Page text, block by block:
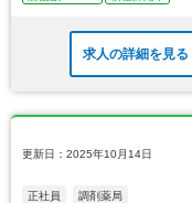
求人の詳細を見る
更新日：2025年10月14日
正社員 調剤薬局